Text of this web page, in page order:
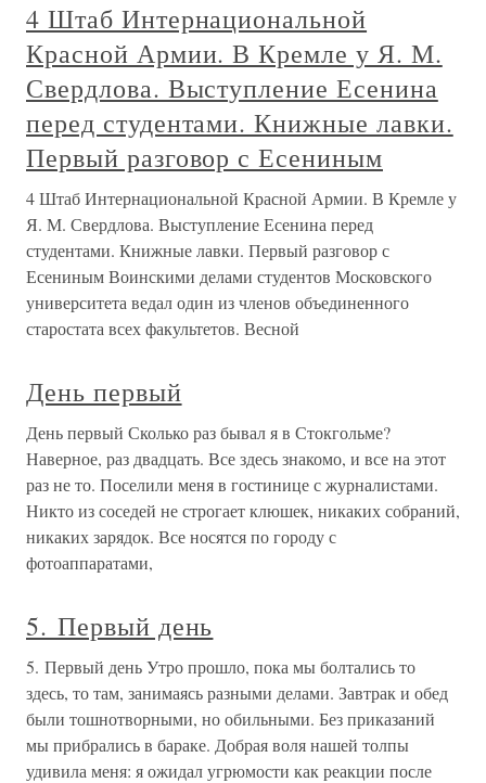
4 Штаб Интернациональной
Красной Армии. В Кремле у Я. М.
Свердлова. Выступление Есенина
перед студентами. Книжные лавки.
Первый разговор с Есениным
4 Штаб Интернациональной Красной Армии. В Кремле у
Я. М. Свердлова. Выступление Есенина перед
студентами. Книжные лавки. Первый разговор с
Есениным Воинскими делами студентов Московского
университета ведал один из членов объединенного
старостата всех факультетов. Весной
День первый
День первый Сколько раз бывал я в Стокгольме?
Наверное, раз двадцать. Все здесь знакомо, и все на этот
раз не то. Поселили меня в гостинице с журналистами.
Никто из соседей не строгает клюшек, никаких собраний,
никаких зарядок. Все носятся по городу с
фотоаппаратами,
5. Первый день
5. Первый день Утро прошло, пока мы болтались то
здесь, то там, занимаясь разными делами. Завтрак и обед
были тошнотворными, но обильными. Без приказаний
мы прибрались в бараке. Добрая воля нашей толпы
удивила меня: я ожидал угрюмости как реакции после